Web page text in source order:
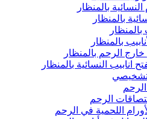
بالمنظار
بالمنظار
بالمنظار
الرحم بالمنظار
انابيب النسائية بالمنظار
الرحم
اللحمية في الرحم